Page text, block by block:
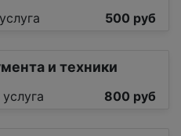
500 руб
и техники
800 руб